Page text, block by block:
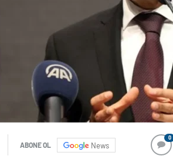
ABONE OL News
0